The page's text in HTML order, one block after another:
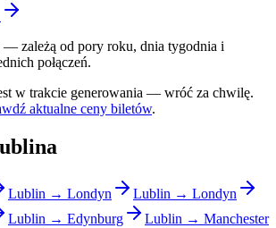
— zależą od pory roku, dnia tygodnia i
połączeń.
w trakcie generowania — wróć za chwilę.
aktualne ceny biletów.
Lublin → Londyn
Lublin → Londyn
Lublin → Edynburg
Lublin → Manchester